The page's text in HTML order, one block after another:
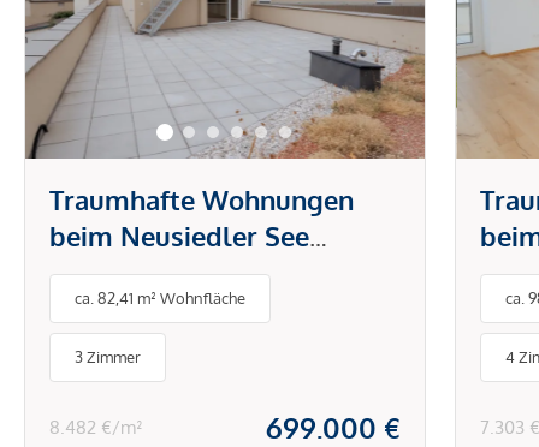
Traumhafte Wohnungen
beim Neusiedler See
PROVISIONSFREI
ca. 82,41 m² Wohnfläche
3 Zimmer
8.482 €/m² 699.000 €
ca.
4
7.303